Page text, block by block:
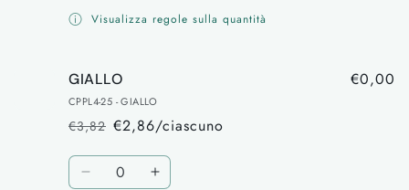
per
per
Visualizza regole sulla quantità
GIALLO
CPPL4-25 - GIALLO
Prezzo
di
listino
€3,82
Prezzo
scontato
€2,86/ciascuno
€0,00
Quantità
DiminuisciAumenta